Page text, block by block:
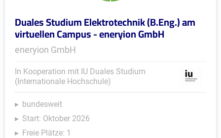
Duales Studium Elektrotechnik (B.Eng.) am
virtuellen Campus - eneryion GmbH
eneryion GmbH
In Kooperation mit IU Duales Studium
(Internationale Hochschule)
bundesweit
Start: Oktober 2026
Freie Plätze: 1